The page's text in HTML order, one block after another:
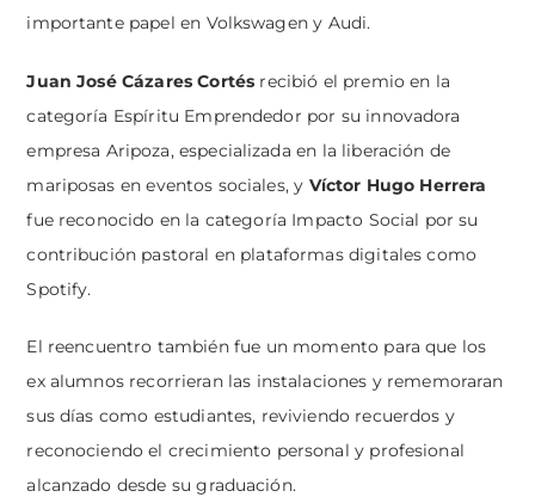
importante papel en Volkswagen y Audi.
Juan José Cázares Cortés recibió el premio en la
categoría Espíritu Emprendedor por su innovadora
empresa Aripoza, especializada en la liberación de
mariposas en eventos sociales, y Víctor Hugo Herrera
fue reconocido en la categoría Impacto Social por su
contribución pastoral en plataformas digitales como
Spotify.
El reencuentro también fue un momento para que los
ex alumnos recorrieran las instalaciones y rememoraran
sus días como estudiantes, reviviendo recuerdos y
reconociendo el crecimiento personal y profesional
alcanzado desde su graduación.